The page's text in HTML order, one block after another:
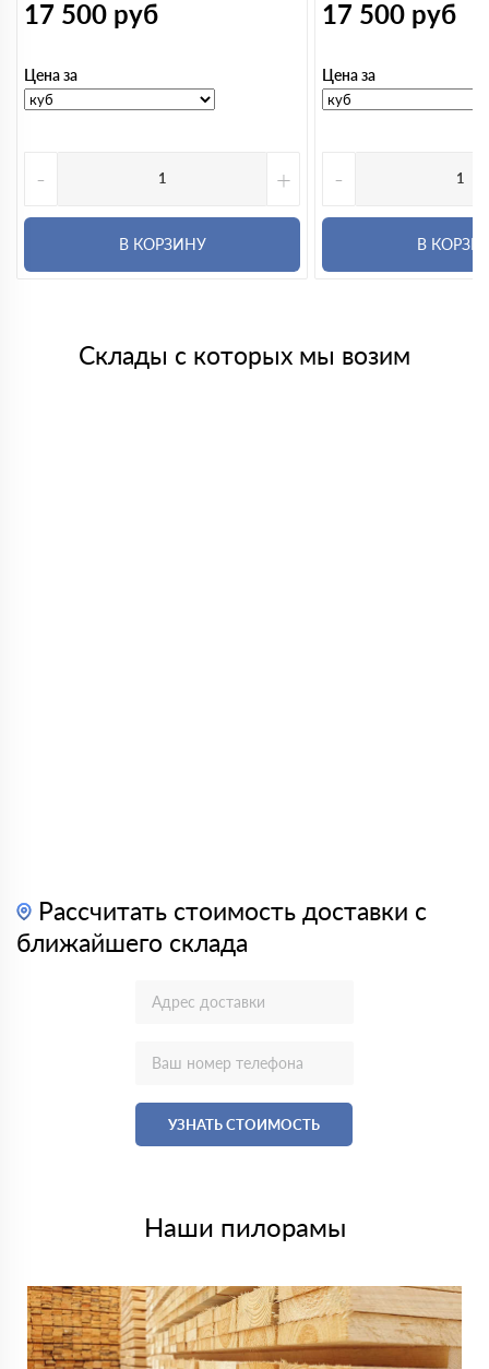
17 500 руб
Цена за
- +
В КОРЗИНУ
17 500 руб
Цена за
-
В
Склады с которых мы возим
Рассчитать стоимость доставки с
ближайшего склада
УЗНАТЬ СТОИМОСТЬ
Наши пилорамы